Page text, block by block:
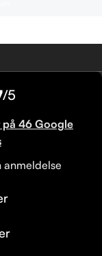
/5
på 46 Google
anmeldelse